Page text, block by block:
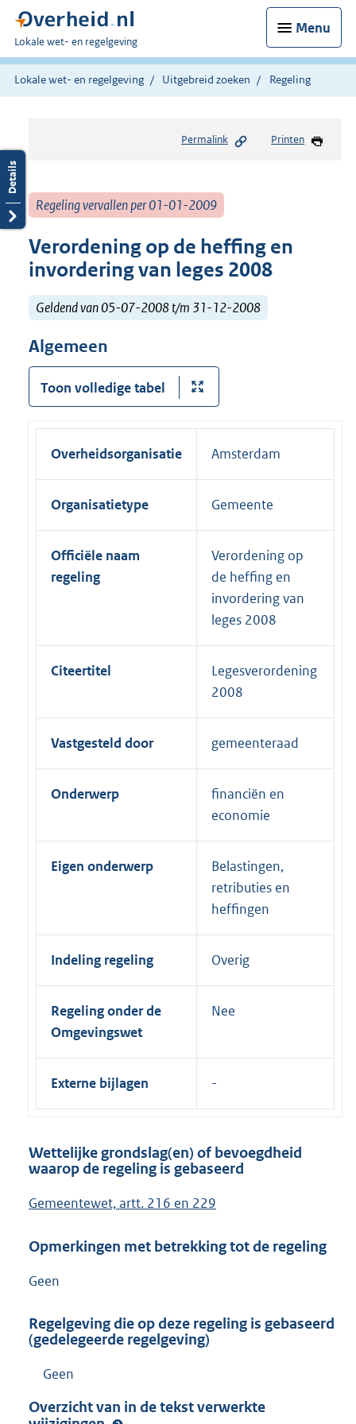
Menu
U
bent
hier:
Lokale wet- en regelgeving
Lokale wet- en regelgeving Uitgebreid zoeken Regeling
Permalink Printen
Regeling vervallen per 01-01-2009
Verordening op de heffing en
invordering van leges 2008
Geldend van 05-07-2008 t/m 31-12-2008
Algemeen
Toon volledige tabel
Overheidsorganisatie Amsterdam
Organisatietype Gemeente
Officiële naam
regeling
Verordening op
de heffing en
invordering van
leges 2008
Citeertitel
Legesverordening
2008
Vastgesteld door gemeenteraad
Onderwerp
financiën en
economie
Eigen onderwerp
Belastingen,
retributies en
heffingen
Indeling regeling Overig
Regeling onder de
Omgevingswet
Nee
Externe bijlagen
Wettelijke grondslag(en) of bevoegdheid
waarop de regeling is gebaseerd
Gemeentewet, artt. 216 en 229
Opmerkingen met betrekking tot de regeling
Geen
Regelgeving die op deze regeling is gebaseerd
(gedelegeerde regelgeving)
Geen
Overzicht van in de tekst verwerkte